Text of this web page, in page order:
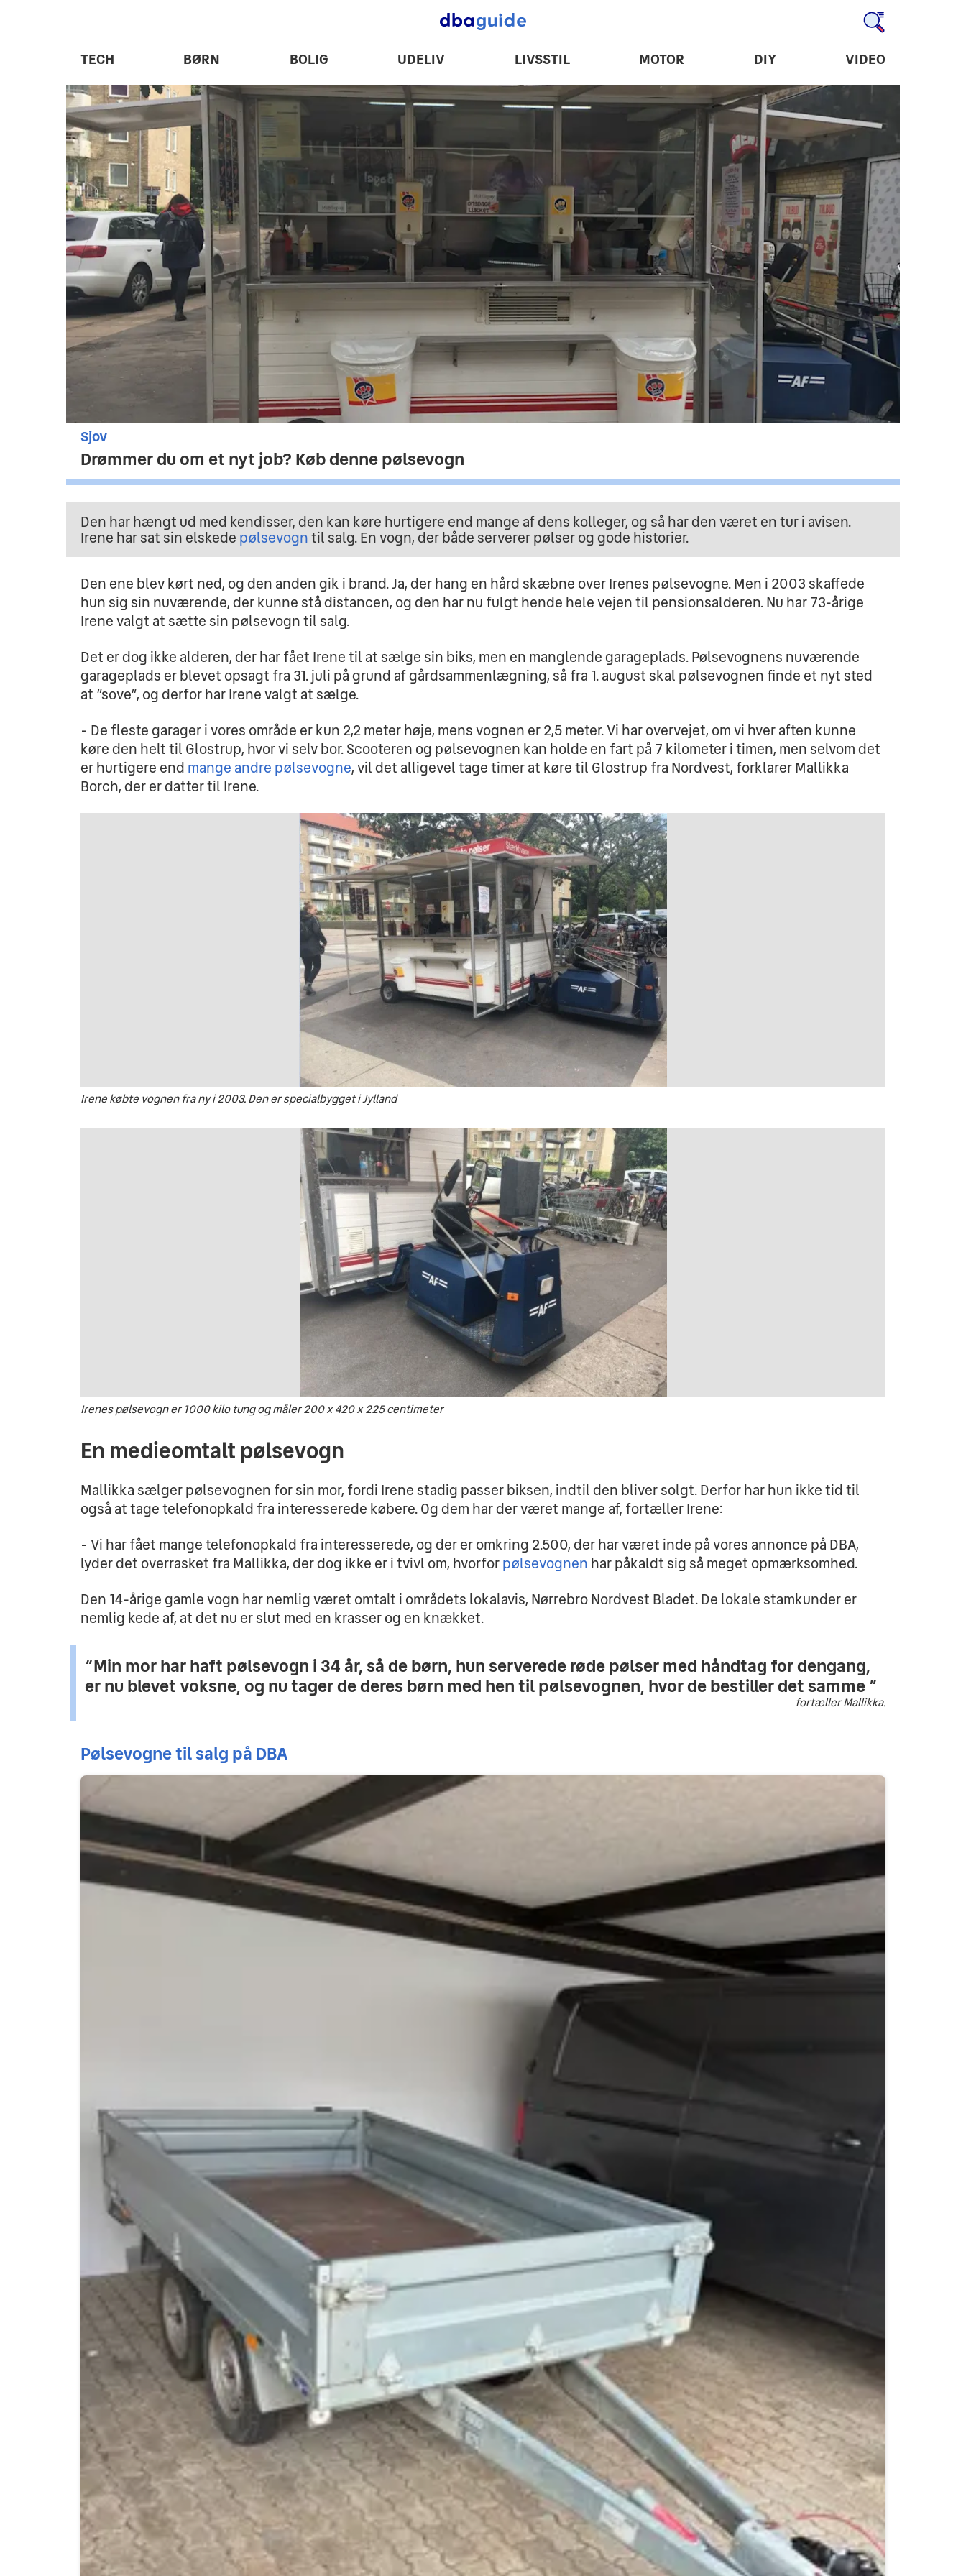
TECH BØRN BOLIG UDELIV LIVSSTIL MOTOR DIY VIDEO
Sjov
Drømmer du om et nyt job? Køb denne pølsevogn
Den har hængt ud med kendisser, den kan køre hurtigere end mange af dens kolleger, og så har den været en tur i avisen.
Irene har sat sin elskede pølsevogntil salg. En vogn, der både serverer pølser og gode historier.
Den ene blev kørt ned, og den anden gik i brand. Ja, der hang en hård skæbne over Irenes pølsevogne. Men i 2003 skaffede
hun sig sin nuværende, der kunne stå distancen, og den har nu fulgt hende hele vejen til pensionsalderen. Nu har 73-årige
Irene valgt at sætte sin pølsevogn til salg.
Det er dog ikke alderen, der har fået Irene til at sælge sin biks, men en manglende garageplads. Pølsevognens nuværende
garageplads er blevet opsagt fra 31. juli på grund af gårdsammenlægning, så fra 1. august skal pølsevognen finde et nyt sted
at ”sove”, og derfor har Irene valgt at sælge.
- De fleste garager i vores område er kun 2,2 meter høje, mens vognen er 2,5 meter. Vi har overvejet, om vi hver aften kunne
køre den helt til Glostrup, hvor vi selv bor. Scooteren og pølsevognen kan holde en fart på 7 kilometer i timen, men selvom det
er hurtigere end mange andre pølsevogne, vil det alligevel tage timer at køre til Glostrup fra Nordvest, forklarer Mallikka
Borch, der er datter til Irene.
Irene købte vognen fra ny i 2003. Den er specialbygget i Jylland
Irenes pølsevogn er 1000 kilo tung og måler 200 x 420 x 225 centimeter
En medieomtalt pølsevogn
Mallikka sælger pølsevognen for sin mor, fordi Irene stadig passer biksen, indtil den bliver solgt. Derfor har hun ikke tid til
også at tage telefonopkald fra interesserede købere. Og dem har der været mange af, fortæller Irene:
- Vi har fået mange telefonopkald fra interesserede, og der er omkring 2.500, der har været inde på vores annonce på DBA,
lyder det overrasket fra Mallikka, der dog ikke er i tvivl om, hvorfor pølsevognen har påkaldt sig så meget opmærksomhed.
Den 14-årige gamle vogn har nemlig været omtalt i områdets lokalavis, Nørrebro Nordvest Bladet. De lokale stamkunder er
nemlig kede af, at det nu er slut med en krasser og en knækket.
Min mor har haft pølsevogn i 34 år, så de børn, hun serverede røde pølser med håndtag for dengang,
er nu blevet voksne, og nu tager de deres børn med hen til pølsevognen, hvor de bestiller det samme
fortæller Mallikka.
Pølsevogne til salg på DBA